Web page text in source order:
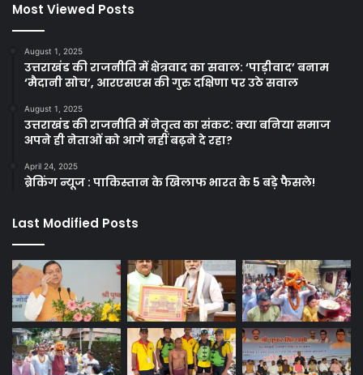
Most Viewed Posts
August 1, 2025
उत्तराखंड की राजनीति में क्षेत्रवाद का सवाल: ‘पाड़ीवाद’ बनाम
‘मैदानी सोच’, आरएसएस की गुरु दक्षिणा पर उठे सवाल
August 1, 2025
उत्तराखंड की राजनीति में नेतृत्व का संकट: क्या बनिया समाज
अपने ही नेताओं को आगे नहीं बढ़ने दे रहा?
April 24, 2025
ब्रेकिंग न्यूज : पाकिस्तान के खिलाफ भारत के 5 बड़े फैसले!
Last Modified Posts